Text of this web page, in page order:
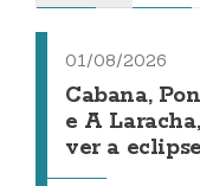
01/08/2026
Cabana,
e A
ver a